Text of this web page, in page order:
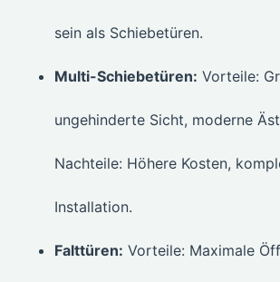
sein als Schiebetüren.
Multi-Schiebetüren: Vorteile:
ungehinderte Sicht, moderne
Nachteile: Höhere Kosten,
Installation.
Falttüren: Vorteile: Maximale